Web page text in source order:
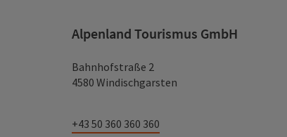
Alpenland Tourismus GmbH
Bahnhofstraße 2
4580 Windischgarsten
+43 50 360 360 360